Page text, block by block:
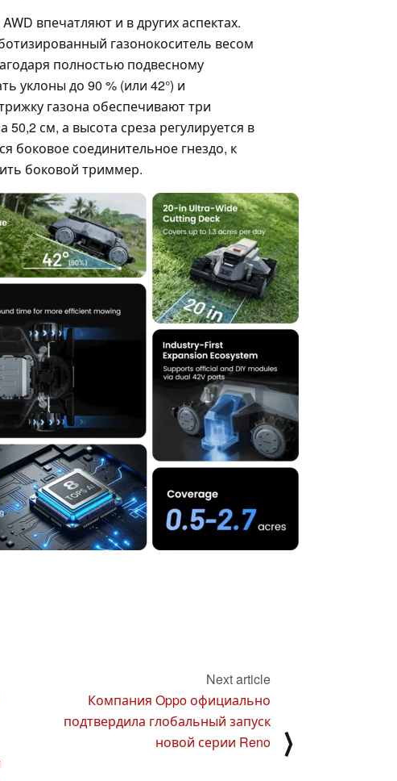
впечатляют и в других аспектах.
газонокоситель весом
полностью подвесному
уклоны до 90 % (или 42°) и
газона обеспечивают три
см, а высота среза регулируется в
боковое соединительное гнездо, к
боковой триммер.
Next article
Компания Oppo официально
подтвердила глобальный запуск
новой серии Reno
⟩